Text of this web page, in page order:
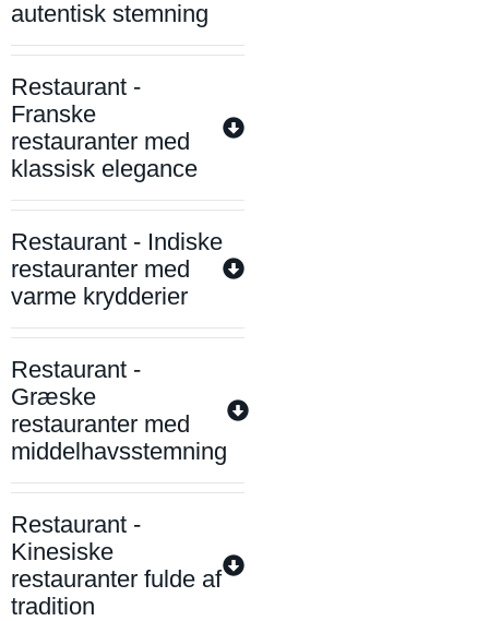
autentisk stemning
Restaurant -
Franske
restauranter med
klassisk elegance
Restaurant - Indiske
restauranter med
varme krydderier
Restaurant -
Græske
restauranter med
middelhavsstemning
Restaurant -
Kinesiske
restauranter fulde af
tradition